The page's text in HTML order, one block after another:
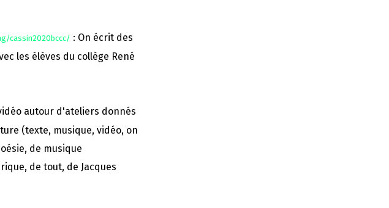
cassin2020bccc/ : On écrit des
les élèves du collège René
autour d'ateliers donnés
(texte, musique, vidéo, on
de musique
de tout, de Jacques